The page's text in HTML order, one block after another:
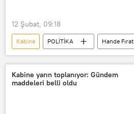
12 Şubat, 09:18
Kabine POLİTİKA
Hande Fırat
politika
bakan
İçişleri Bakanlığı
Adalet Bakanlığı
Mustafa Çiftçi
Kabine yarın toplanıyor: Gündem
maddeleri belli oldu